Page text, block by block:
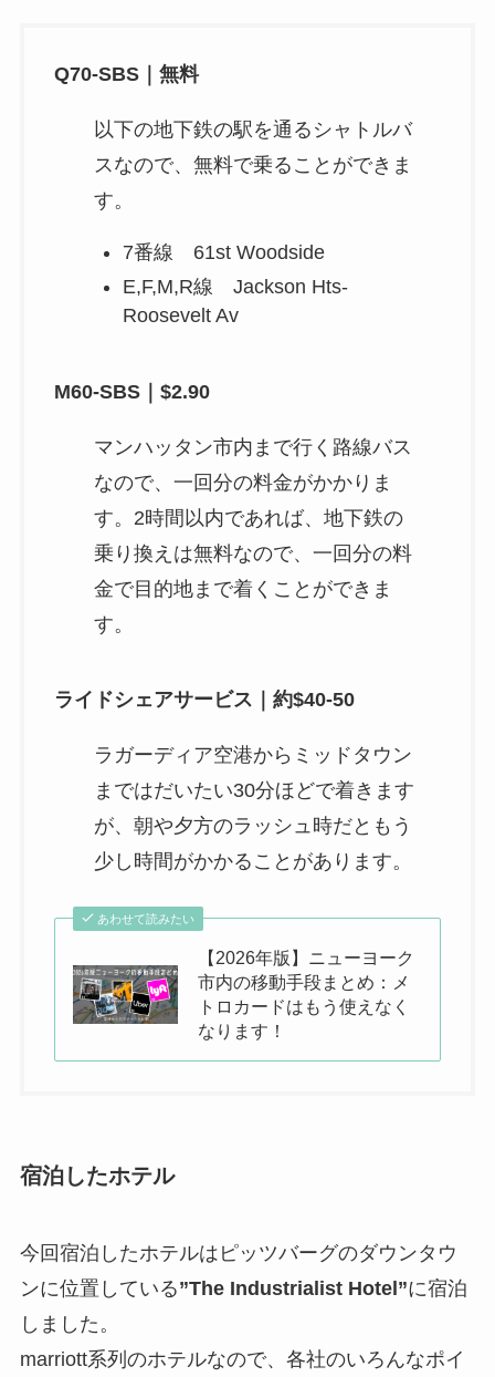
Q70-SBS｜無料
以下の地下鉄の駅を通るシャトルバ
スなので、無料で乗ることができま
す。
7番線 61st Woodside
E,F,M,R線 Jackson Hts-
Roosevelt Av
M60-SBS｜$2.90
マンハッタン市内まで行く路線バス
なので、一回分の料金がかかりま
す。2時間以内であれば、地下鉄の
乗り換えは無料なので、一回分の料
金で目的地まで着くことができま
す。
ライドシェアサービス｜約$40-50
ラガーディア空港からミッドタウン
まではだいたい30分ほどで着きます
が、朝や夕方のラッシュ時だともう
少し時間がかかることがあります。
あわせて読みたい
【2026年版】ニューヨーク
市内の移動手段まとめ：メ
トロカードはもう使えなく
なります！
宿泊したホテル
今回宿泊したホテルはピッツバーグのダウンタウ
ンに位置している”The Industrialist Hotel”に宿泊
しました。
marriott系列のホテルなので、各社のいろんなポイ